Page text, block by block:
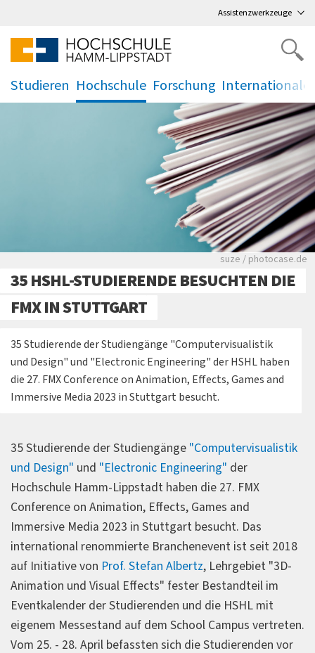
Assistenzwerkzeuge
Studieren
.
Hochschule
.
Forschung
. .
Viele Zeitungen.
suze / photocase.de
35 HSHL-STUDIERENDE BESUCHTEN DIE
FMX IN STUTTGART
35 Studierende der Studiengänge "Computervisualistik
und Design" und "Electronic Engineering" der HSHL haben
die 27. FMX Conference on Animation, Effects, Games and
Immersive Media 2023 in Stuttgart besucht.
35 Studierende der Studiengänge "Computervisualistik
und Design" und "Electronic Engineering" der
Hochschule Hamm-Lippstadt haben die 27. FMX
Conference on Animation, Effects, Games and
Immersive Media 2023 in Stuttgart besucht. Das
international renommierte Branchenevent ist seit 2018
auf Initiative von Prof. Stefan Albertz, Lehrgebiet "3D-
Animation und Visual Effects" fester Bestandteil im
Eventkalender der Studierenden und die HSHL mit
eigenem Messestand auf dem School Campus vertreten.
Vom 25. - 28. April befassten sich die Studierenden vor